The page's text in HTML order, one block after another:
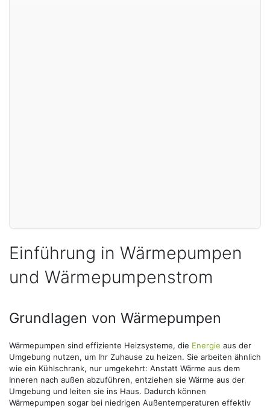
Einführung in Wärmepumpen
und Wärmepumpenstrom
Grundlagen von Wärmepumpen
Wärmepumpen sind effiziente Heizsysteme, die Energie aus der
Umgebung nutzen, um Ihr Zuhause zu heizen. Sie arbeiten ähnlich
wie ein Kühlschrank, nur umgekehrt: Anstatt Wärme aus dem
Inneren nach außen abzuführen, entziehen sie Wärme aus der
Umgebung und leiten sie ins Haus. Dadurch können
Wärmepumpen sogar bei niedrigen Außentemperaturen effektiv